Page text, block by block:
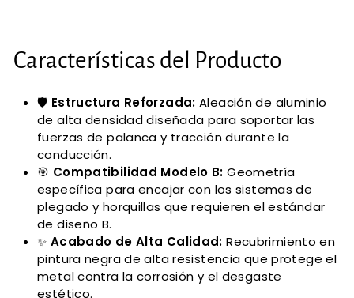
Características del Producto
🛡️ Estructura Reforzada: Aleación de aluminio
de alta densidad diseñada para soportar las
fuerzas de palanca y tracción durante la
conducción.
🎯 Compatibilidad Modelo B: Geometría
específica para encajar con los sistemas de
plegado y horquillas que requieren el estándar
de diseño B.
✨ Acabado de Alta Calidad: Recubrimiento en
pintura negra de alta resistencia que protege el
metal contra la corrosión y el desgaste
estético.